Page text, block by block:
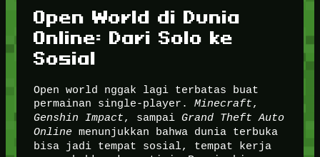
Open World di Dunia
Online: Dari Solo ke
Sosial
Open world nggak lagi terbatas buat
permainan single-player. Minecraft,
Genshin Impact, sampai Grand Theft Auto
Onlinemenunjukkan bahwa dunia terbuka
bisa jadi tempat sosial, tempat kerja